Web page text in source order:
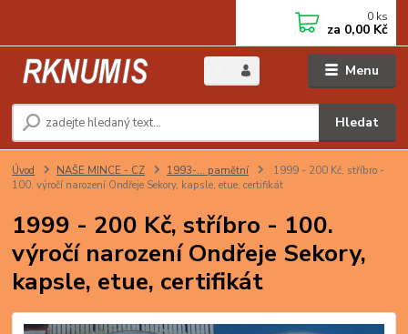
Menu
Hledat
0 ks
za 0,00 Kč
Úvod NAŠE MINCE - CZ 1993-… pamětní
1999 - 200 Kč, stříbro -
100. výročí narození Ondřeje Sekory, kapsle, etue, certifikát
1999 - 200 Kč, stříbro - 100.
výročí narození Ondřeje Sekory,
kapsle, etue, certifikát